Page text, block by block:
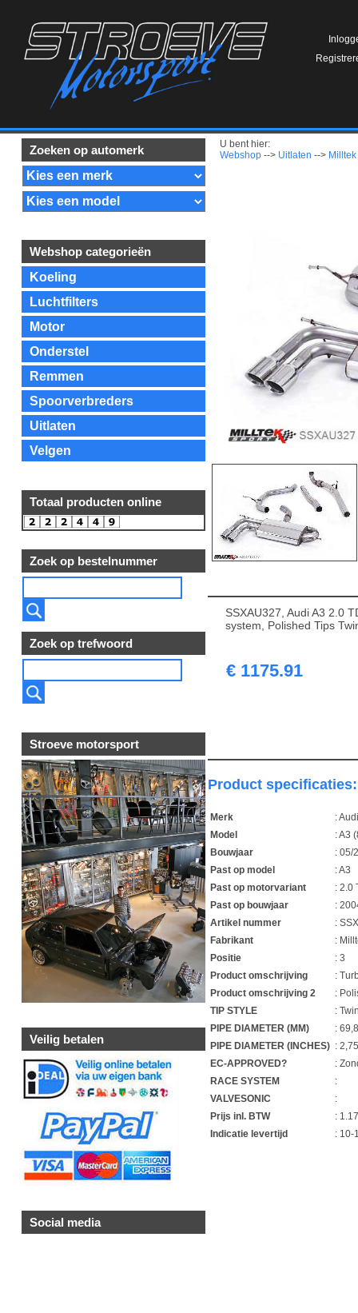
Zoeken op automerk
Webshop categorieën
Koeling
Luchtfilters
Motor
Onderstel
Remmen
Spoorverbreders
Uitlaten
Velgen
Totaal producten online
Zoek op bestelnummer
Zoek op trefwoord
Stroeve motorsport
Veilig betalen
Social media
U bent hier:
Webshop --> Uitlaten -->
SSXAU327, Audi A3 2.0
system, Polished Tips
€ 1175.91
Product specificaties:
Merk
: Audi
Model
: A3
Bouwjaar
: 05/
Past op model
: A3
Past op motorvariant
: 2.0
Past op bouwjaar
:
Artikel nummer
:
Fabrikant
:
Positie
: 3
Product omschrijving
:
Product omschrijving 2
:
TIP STYLE
:
PIPE DIAMETER (MM)
:
PIPE DIAMETER (INCHES) :
EC-APPROVED?
:
RACE SYSTEM
:
VALVESONIC
:
Prijs inl. BTW
:
Indicatie levertijd
: 10-